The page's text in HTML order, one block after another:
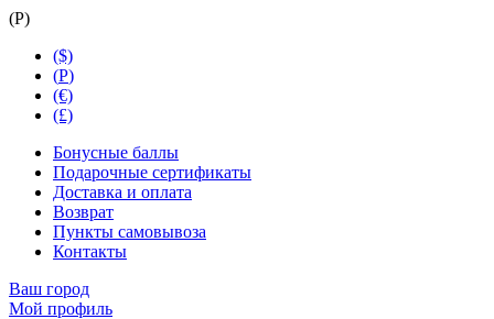
(Р)
($)
(Р)
(€)
(£)
Бонусные баллы
Подарочные сертификаты
Доставка и оплата
Возврат
Пункты самовывоза
Контакты
Ваш город
Мой профиль